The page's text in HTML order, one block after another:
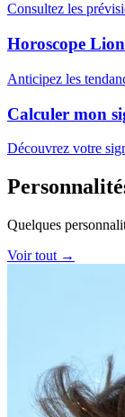
Consultez les
Horoscope
Anticipez les
Calculer mon
Découvrez votre
Quelques
Voir tout →